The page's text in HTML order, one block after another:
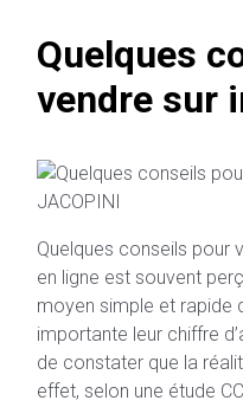
Quelques
vendre sur
Quelques conseils pour
en ligne est souvent
moyen simple et rapide
importante leur chiffre
de constater que la
effet, selon une étude